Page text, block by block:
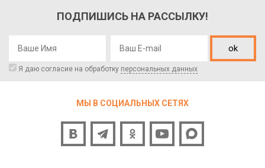
ПОДПИШИСЬ НА РАССЫЛКУ!
ok
Я даю согласие на обработку персональных данных
МЫ В СОЦИАЛЬНЫХ СЕТЯХ